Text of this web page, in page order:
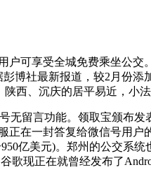
享受全城免费乘坐公交
博社最新报道，较2月份
西、沉庆的居平易近，小
留言功能。领取宝颁布发
正在一封答复给微信号用
亿美元)。郑州的公交系
歌现正在就曾经发布了